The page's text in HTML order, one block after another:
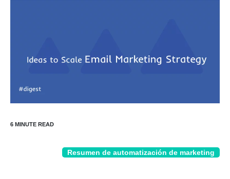
Resumen de automatización de marketing